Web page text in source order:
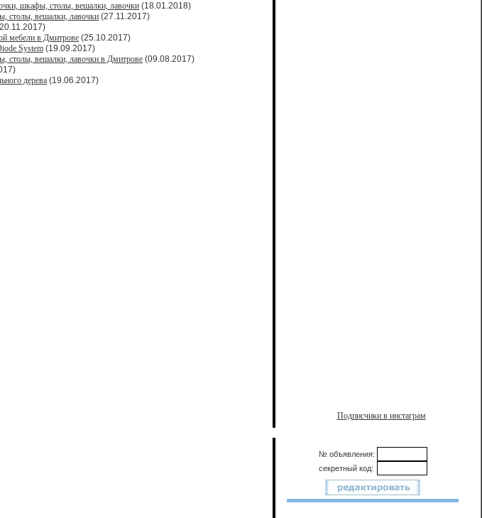
шкафы, столы, вешалки, лавочки (18.01.2018)
столы, вешалки, лавочки (27.11.2017)
мебели в Дмитрове (25.10.2017)
System (19.09.2017)
столы, вешалки, лавочки в Дмитрове (09.08.2017)
дерева (19.06.2017)
Подписчики в инстаграм
№ объявления:
секретный код: